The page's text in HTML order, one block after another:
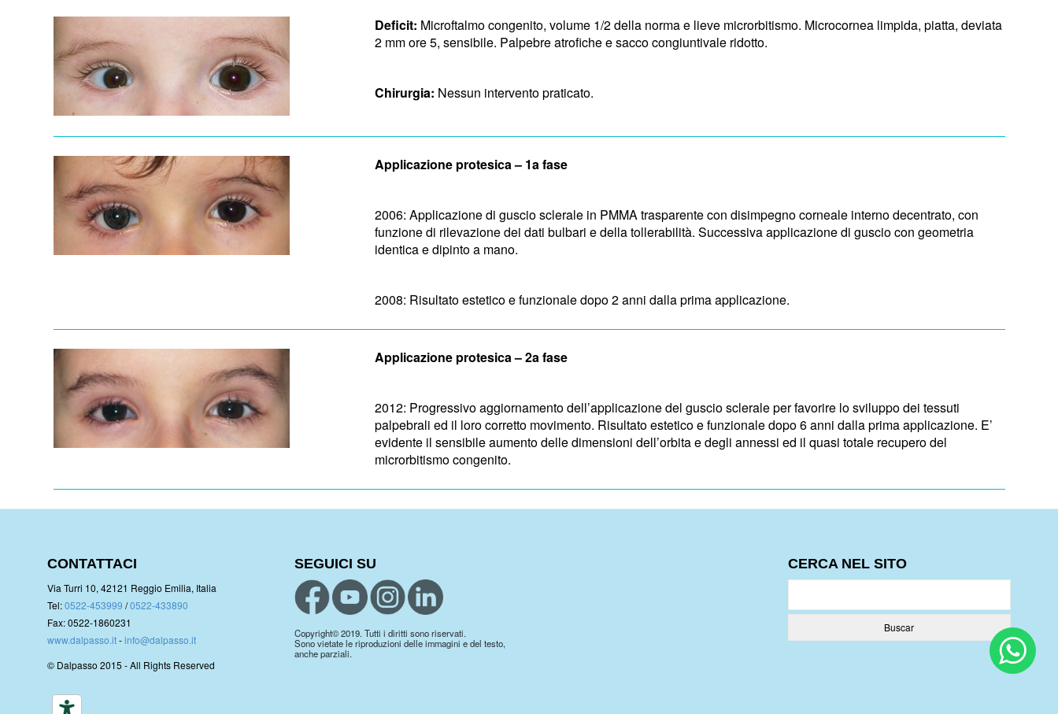
Deficit: Microftalmo congenito, volume 1/2 della norma e lieve microrbitismo. Microcornea limpida, piatta, deviata
2 mm ore 5, sensibile. Palpebre atrofiche e sacco congiuntivale ridotto.
Chirurgia: Nessun intervento praticato.
Applicazione protesica – 1a fase
2006: Applicazione di guscio sclerale in PMMA trasparente con disimpegno corneale interno decentrato, con
funzione di rilevazione dei dati bulbari e della tollerabilità. Successiva applicazione di guscio con geometria
identica e dipinto a mano.
2008: Risultato estetico e funzionale dopo 2 anni dalla prima applicazione.
Applicazione protesica – 2a fase
2012: Progressivo aggiornamento dell’applicazione del guscio sclerale per favorire lo sviluppo dei tessuti
palpebrali ed il loro corretto movimento. Risultato estetico e funzionale dopo 6 anni dalla prima applicazione. E’
evidente il sensibile aumento delle dimensioni dell’orbita e degli annessi ed il quasi totale recupero del
microrbitismo congenito.
CONTATTACI
Via Turri 10, 42121 Reggio Emilia, Italia
Tel:0522-453999 /0522-433890
Fax: 0522-1860231
www.dalpasso.it-info@dalpasso.it
© Dalpasso 2015 - All Rights Reserved
SEGUICI SU
Copyright© 2019. Tutti i diritti sono riservati.
Sono vietate le riproduzioni delle immagini e del testo,
anche parziali.
CERCA NEL SITO